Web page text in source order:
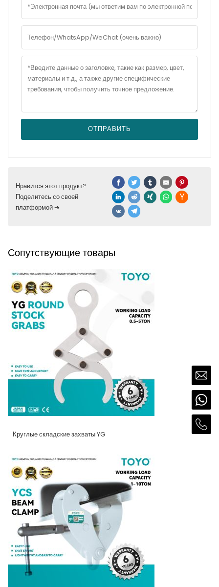
ОТПРАВИТЬ
Нравится этот продукт?
Поделитесь со своей
платформой ➔
Сопутствующие товары
Круглые складские захваты YG